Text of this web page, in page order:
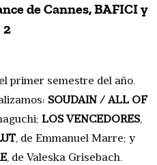
de Cannes, BAFICI y
2
primer semestre del año.
SOUDAIN / ALL OF
LOS VENCEDORES,
, de Emmanuel Marre; y
, de Valeska Grisebach.